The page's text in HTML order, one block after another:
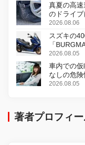
真夏の高
のドライ
2026.08.06
スズキの
「
変更し、8
2026.08.05
車内での
なしの危険
2026.08.05
著者プロフィ